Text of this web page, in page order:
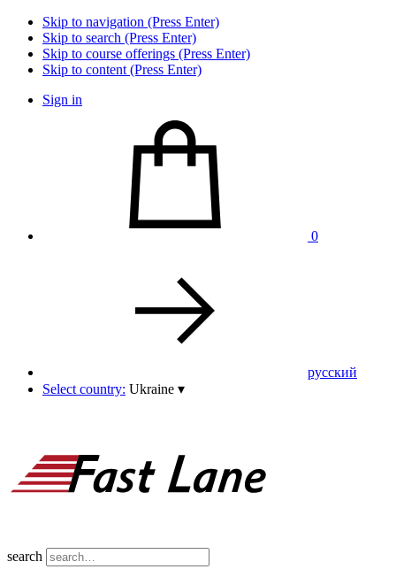
Skip to navigation (Press Enter)
Skip to search (Press Enter)
Skip to course offerings (Press Enter)
Skip to content (Press Enter)
Sign in
0
pусский
Select country: Ukraine ▾
search